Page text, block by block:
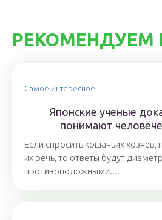
РЕКОМЕНДУЕМ
Самое интересное
Японские ученые
понимают
Если спросить кошачьих
их речь, то ответы будут
противоположными....